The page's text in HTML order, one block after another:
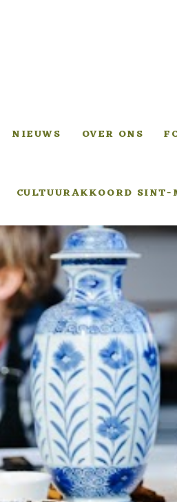
NIEUWS OVER ONS
CULTUURAKKOORD